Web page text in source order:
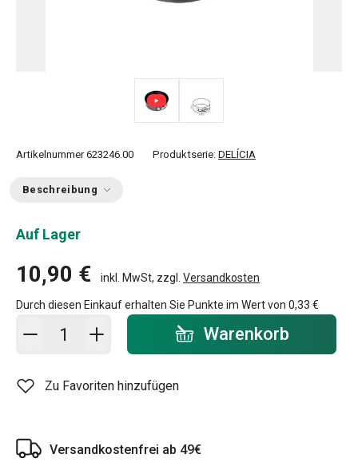
Artikelnummer 623246.00 Produktserie: DELÍCIA
Beschreibung
Auf Lager
10,90 € inkl. MwSt, zzgl. Versandkosten
Durch diesen Einkauf erhalten Sie Punkte im Wert von 0,33 €
In den Warenkorb - Menge Warenkorb
Zu Favoriten hinzufügen
Versandkostenfrei ab 49€